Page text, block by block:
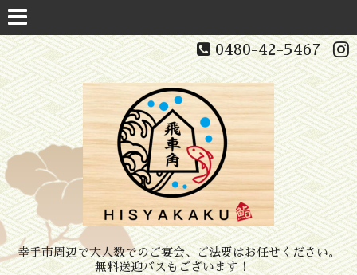
0480-42-5467
幸手市周辺で大人数でのご宴会、ご法要はお任せください。
無料送迎バスもございます！